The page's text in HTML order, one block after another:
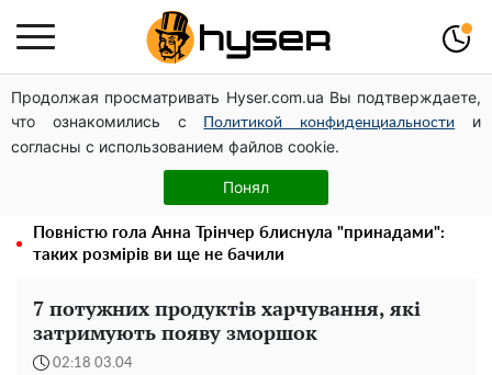
Продолжая просматривать Hyser.com.ua Вы подтверждаете,
что ознакомились с
Политикой конфиденциальности
и
согласны с использованием файлов cookie.
Понял
Українська авіатранспортна асоціація звернулася до
Мінфіну із закликом уніфікувати оподаткування
авіалізингу
Гола Олена Тополя у цікавих позах змусила відвисати
щелепи: злив відео – було лише початком
Повністю гола Анна Трінчер блиснула "принадами":
таких розмірів ви ще не бачили
7 потужних продуктів харчування, які
затримують появу зморшок
02:18 03.04